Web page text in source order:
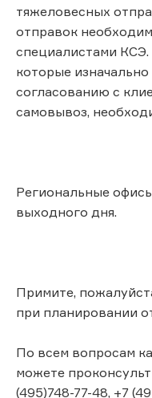
тяжеловесных
отправок
специалистами КСЭ.
которые
согласованию с
самовывоз,
Региональные
выходного дня.
Примите,
при планировании
По всем вопросам
можете
(495)748-77-48, +7